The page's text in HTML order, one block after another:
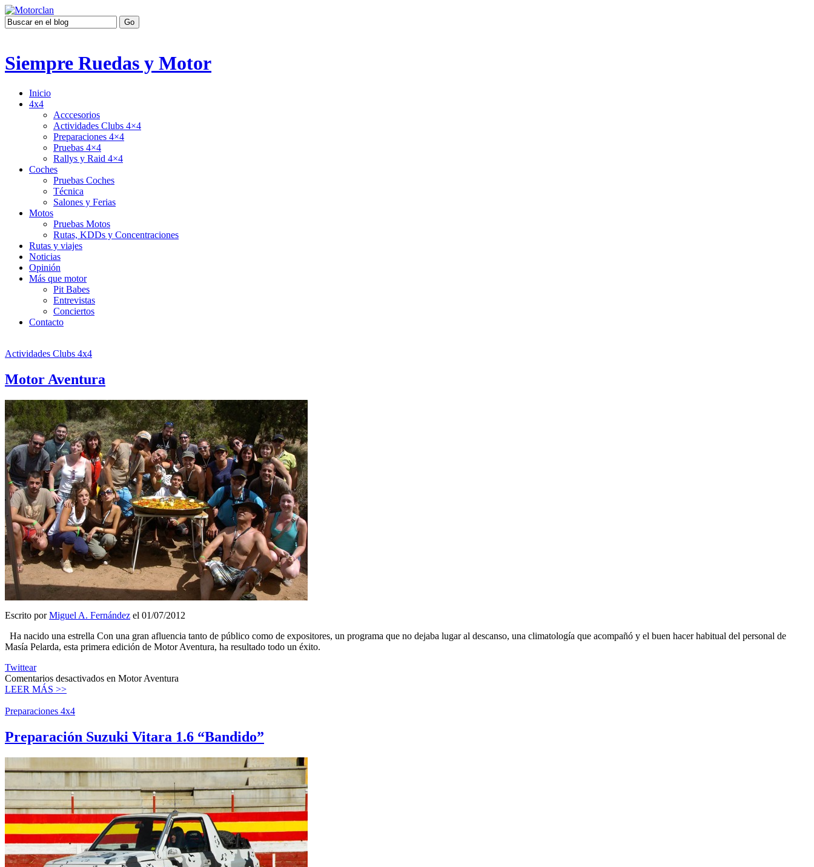
Siempre Ruedas y Motor
Inicio
4x4
Acccesorios
Actividades Clubs 4×4
Preparaciones 4×4
Pruebas 4×4
Rallys y Raid 4×4
Coches
Pruebas Coches
Técnica
Salones y Ferias
Motos
Pruebas Motos
Rutas, KDDs y Concentraciones
Rutas y viajes
Noticias
Opinión
Más que motor
Pit Babes
Entrevistas
Conciertos
Contacto
Actividades Clubs 4x4
Motor Aventura
Escrito porMiguel A. Fernández el 01/07/2012
Ha nacido una estrella Con una gran afluencia tanto de público como de expositores, un programa que no dejaba lugar al descanso, una climatología que acompañó y el buen hacer habitual del personal de
Masía Pelarda, esta primera edición de Motor Aventura, ha resultado todo un éxito.
Twittear
Comentarios desactivados en Motor Aventura
LEER MÁS >>
Preparaciones 4x4
Preparación Suzuki Vitara 1.6 “Bandido”